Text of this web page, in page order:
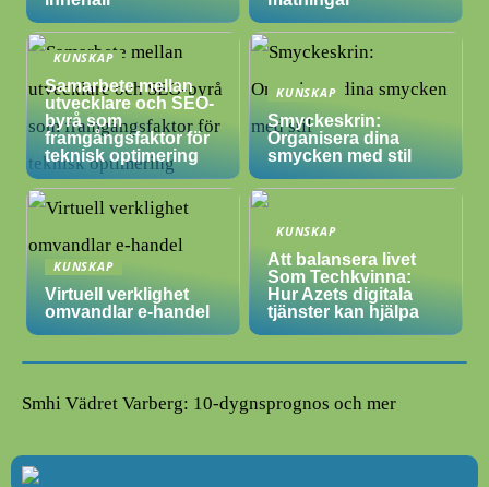
KUNSKAP
Samarbete mellan
utvecklare och SEO-
byrå som
framgångsfaktor för
teknisk optimering
KUNSKAP
Smyckeskrin:
Organisera dina
smycken med stil
KUNSKAP
Virtuell verklighet
omvandlar e-handel
KUNSKAP
Att balansera livet
Som Techkvinna:
Hur Azets digitala
tjänster kan hjälpa
Smhi Vädret Varberg: 10-dygnsprognos och mer